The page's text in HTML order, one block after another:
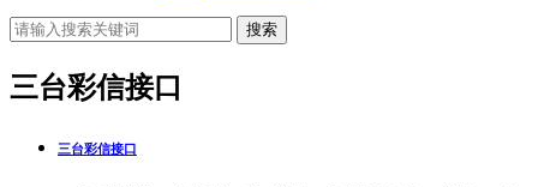
搜索
三台彩信接口
三台彩信接口